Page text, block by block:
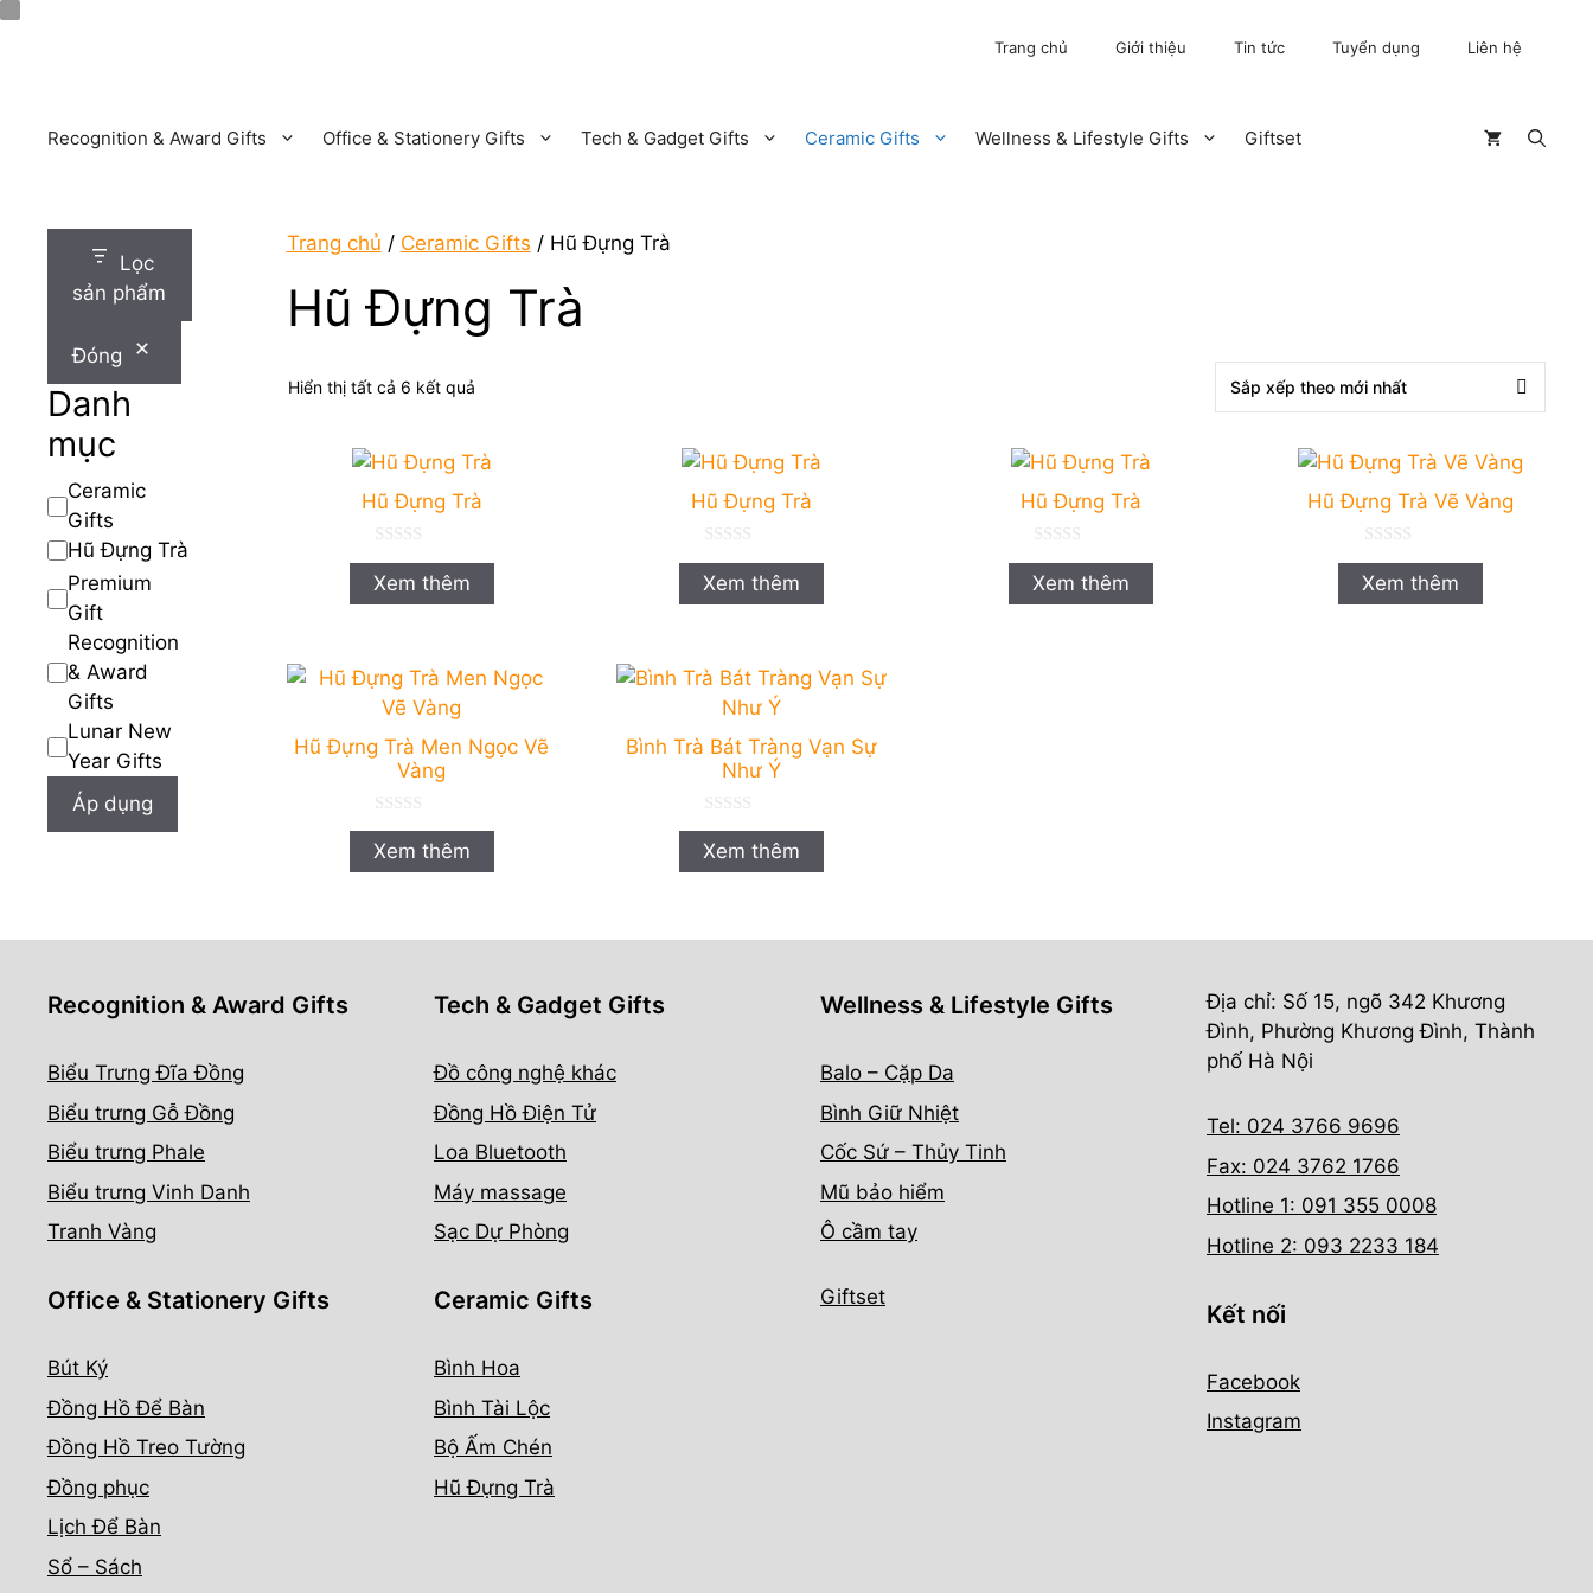
Chuyển
Trang chủ Giới thiệu Tin tức Tuyển dụng Liên hệ
Recognition & Award Gifts Office & Stationery Gifts Tech & Gadget Gifts Ceramic Gifts Wellness & Lifestyle Gifts Giftset
Trang chủ / Ceramic Gifts / Hũ Đựng Trà
Hũ Đựng Trà
Hiển thị tất cả 6 kết quảĐã
theo
nhất
Hũ Đựng Trà
0
n
g
o
Xem thêm
Hũ Đựng Trà
0
n
g
o
Xem thêm
Hũ Đựng Trà
0
n
g
o
Xem thêm
Hũ Đựng Trà Vẽ Vàng
0
n
g
o
Xem thêm
Hũ Đựng Trà Men Ngọc Vẽ
Vàng
0
n
g
o
Xem thêm
Bình Trà Bát Tràng Vạn Sự
Như Ý
0
n
g
o
Xem thêm
Lọc
sản phẩm
Đóng
Danh
mục
Danh
mục
Ceramic
Gifts
Hũ Đựng Trà
Premium
Gift
Recognition
& Award
Gifts
Lunar New
Year Gifts
Áp dụng
Recognition & Award Gifts
Biểu Trưng Đĩa Đồng
Biểu trưng Gỗ Đồng
Biểu trưng Phale
Biểu trưng Vinh Danh
Tranh Vàng
Office & Stationery Gifts
Bút Ký
Đồng Hồ Để Bàn
Đồng Hồ Treo Tường
Đồng phục
Lịch Để Bàn
Sổ – Sách
Tech & Gadget Gifts
Đồ công nghệ khác
Đồng Hồ Điện Tử
Loa Bluetooth
Máy massage
Sạc Dự Phòng
Ceramic Gifts
Bình Hoa
Bình Tài Lộc
Bộ Ấm Chén
Hũ Đựng Trà
Wellness & Lifestyle Gifts
Balo – Cặp Da
Bình Giữ Nhiệt
Cốc Sứ – Thủy Tinh
Mũ bảo hiểm
Ô cầm tay
Giftset
Địa chỉ: Số 15, ngõ 342 Khương
Đình, Phường Khương Đình, Thành
phố Hà Nội
Tel: 024 3766 9696
Fax: 024 3762 1766
Hotline 1: 091 355 0008
Hotline 2: 093 2233 184
Kết nối
Facebook
Instagram